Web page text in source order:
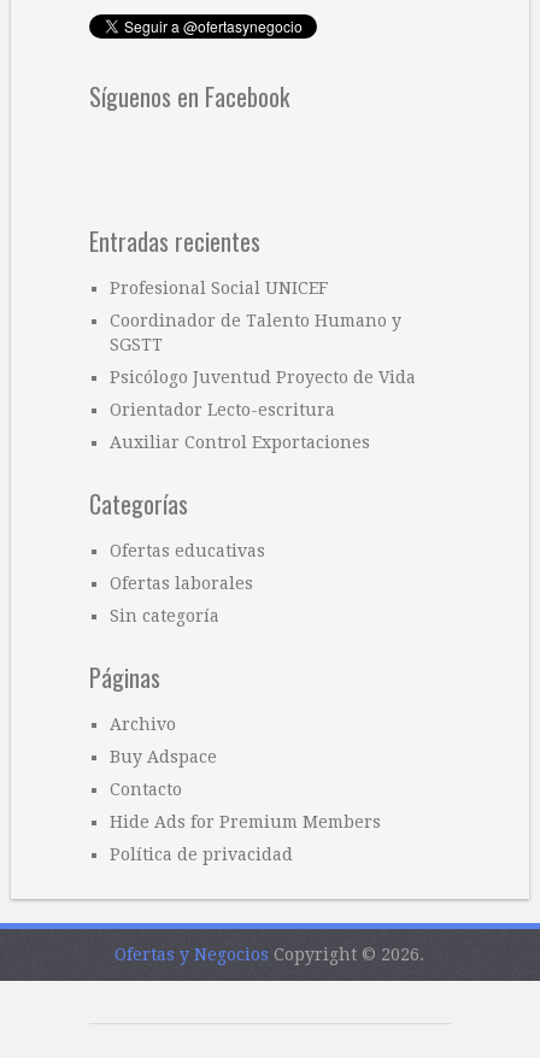
Síguenos en Facebook
Entradas recientes
Profesional Social UNICEF
Coordinador de Talento Humano y
SGSTT
Psicólogo Juventud Proyecto de Vida
Orientador Lecto-escritura
Auxiliar Control Exportaciones
Categorías
Ofertas educativas
Ofertas laborales
Sin categoría
Páginas
Archivo
Buy Adspace
Contacto
Hide Ads for Premium Members
Política de privacidad
Ofertas y Negocios Copyright © 2026.